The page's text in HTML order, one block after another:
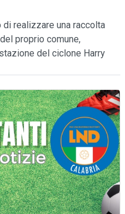
realizzare una raccolta
proprio comune,
del ciclone Harry